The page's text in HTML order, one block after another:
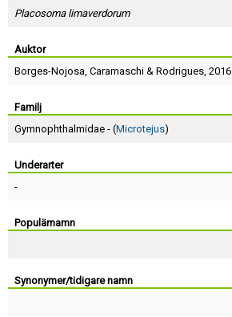
Placosoma limaverdorum
Auktor
Borges-Nojosa, Caramaschi & Rodrigues, 2016
Familj
Gymnophthalmidae - (Microtejus)
Underarter
-
Populärnamn
Synonymer/tidigare namn
Lösenord:
Terms of Service
Skapa konto